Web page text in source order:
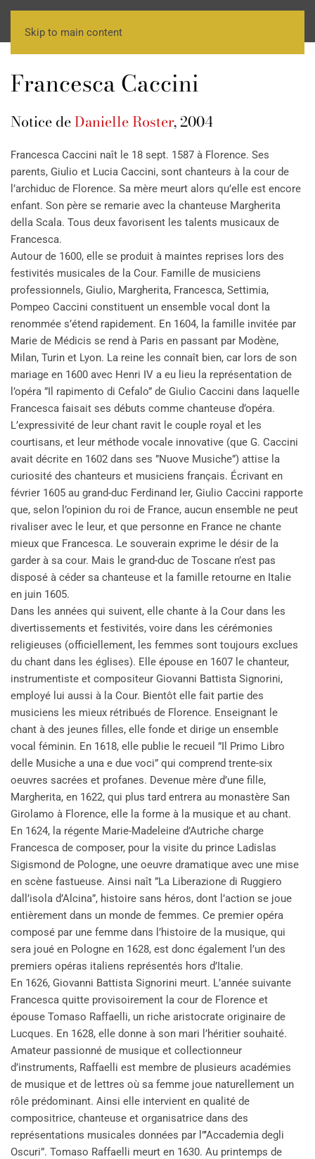
Skip to main content
Francesca Caccini
Notice deDanielle Roster, 2004
Francesca Caccini naît le 18 sept. 1587 à Florence. Ses
parents, Giulio et Lucia Caccini, sont chanteurs à la cour de
l’archiduc de Florence. Sa mère meurt alors qu’elle est encore
enfant. Son père se remarie avec la chanteuse Margherita
della Scala. Tous deux favorisent les talents musicaux de
Francesca.
Autour de 1600, elle se produit à maintes reprises lors des
festivités musicales de la Cour. Famille de musiciens
professionnels, Giulio, Margherita, Francesca, Settimia,
Pompeo Caccini constituent un ensemble vocal dont la
renommée s’étend rapidement. En 1604, la famille invitée par
Marie de Médicis se rend à Paris en passant par Modène,
Milan, Turin et Lyon. La reine les connaît bien, car lors de son
mariage en 1600 avec Henri IV a eu lieu la représentation de
l’opéra ”Il rapimento di Cefalo” de Giulio Caccini dans laquelle
Francesca faisait ses débuts comme chanteuse d’opéra.
L’expressivité de leur chant ravit le couple royal et les
courtisans, et leur méthode vocale innovative (que G. Caccini
avait décrite en 1602 dans ses ”Nuove Musiche”) attise la
curiosité des chanteurs et musiciens français. Écrivant en
février 1605 au grand-duc Ferdinand Ier, Giulio Caccini rapporte
que, selon l’opinion du roi de France, aucun ensemble ne peut
rivaliser avec le leur, et que personne en France ne chante
mieux que Francesca. Le souverain exprime le désir de la
garder à sa cour. Mais le grand-duc de Toscane n’est pas
disposé à céder sa chanteuse et la famille retourne en Italie
en juin 1605.
Dans les années qui suivent, elle chante à la Cour dans les
divertissements et festivités, voire dans les cérémonies
religieuses (officiellement, les femmes sont toujours exclues
du chant dans les églises). Elle épouse en 1607 le chanteur,
instrumentiste et compositeur Giovanni Battista Signorini,
employé lui aussi à la Cour. Bientôt elle fait partie des
musiciens les mieux rétribués de Florence. Enseignant le
chant à des jeunes filles, elle fonde et dirige un ensemble
vocal féminin. En 1618, elle publie le recueil ”Il Primo Libro
delle Musiche a una e due voci” qui comprend trente-six
oeuvres sacrées et profanes. Devenue mère d’une fille,
Margherita, en 1622, qui plus tard entrera au monastère San
Girolamo à Florence, elle la forme à la musique et au chant.
En 1624, la régente Marie-Madeleine d’Autriche charge
Francesca de composer, pour la visite du prince Ladislas
Sigismond de Pologne, une oeuvre dramatique avec une mise
en scène fastueuse. Ainsi naît ”La Liberazione di Ruggiero
dall’isola d’Alcina”, histoire sans héros, dont l’action se joue
entièrement dans un monde de femmes. Ce premier opéra
composé par une femme dans l’histoire de la musique, qui
sera joué en Pologne en 1628, est donc également l’un des
premiers opéras italiens représentés hors d’Italie.
En 1626, Giovanni Battista Signorini meurt. L’année suivante
Francesca quitte provisoirement la cour de Florence et
épouse Tomaso Raffaelli, un riche aristocrate originaire de
Lucques. En 1628, elle donne à son mari l’héritier souhaité.
Amateur passionné de musique et collectionneur
d’instruments, Raffaelli est membre de plusieurs académies
de musique et de lettres où sa femme joue naturellement un
rôle prédominant. Ainsi elle intervient en qualité de
compositrice, chanteuse et organisatrice dans des
représentations musicales données par l”’Accademia degli
Oscuri”. Tomaso Raffaelli meurt en 1630. Au printemps de